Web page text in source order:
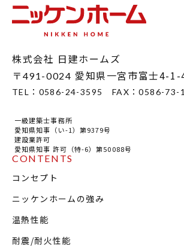
株式会社 日建ホームズ
〒 491-0024 愛知県一宮市富士4-1-
TEL： 0586-24-3595 FAX：0586-73-
一級建築士事務所
愛知県知事（い-1）第9379号
建設業許可
愛知県知事 許可（特-6）第50088号
CONTENTS
コンセプト
ニッケンホームの強み
温熱性能
耐震/耐火性能